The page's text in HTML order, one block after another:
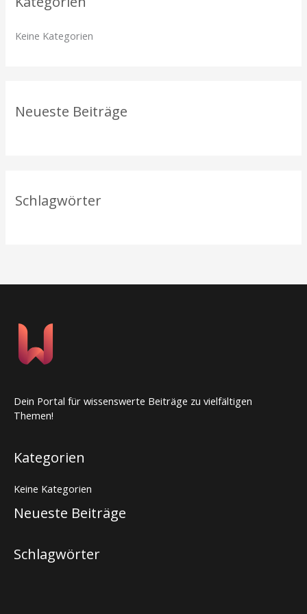
n
Keine Kategorien
Neueste Beiträge
Schlagwörter
Dein Portal für wissenswerte Beiträge zu vielfältigen
Themen!
Kategorien
Keine Kategorien
Neueste Beiträge
Schlagwörter